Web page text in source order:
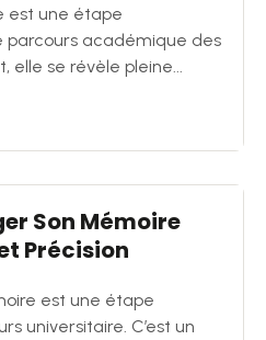
est une étape
parcours académique des
elle se révèle pleine...
Son Mémoire
Précision
est une étape
universitaire. C’est un